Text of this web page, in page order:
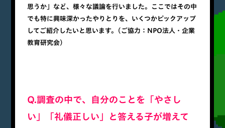
思うか」など、様々な議論を行いました。ここではその中
でも特に興味深かったやりとりを、いくつかピックアップ
してご紹介したいと思います。(ご協力：NPO法人・企業
教育研究会)
Q.調査の中で、自分のことを「やさし
い」「礼儀正しい」と答える子が増えて